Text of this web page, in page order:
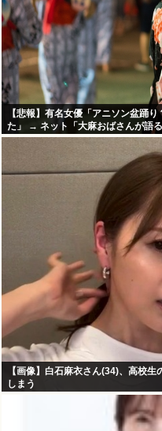
【悲報】有名女優「アニソン盆踊
た」 → ネット「大麻おばさんが語る
【画像】白石麻衣さん(34)、高校
しまう